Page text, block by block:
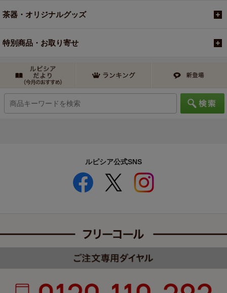
茶器・オリジナルグッズ
特別商品・お取り寄せ
ルピシア公式SNS